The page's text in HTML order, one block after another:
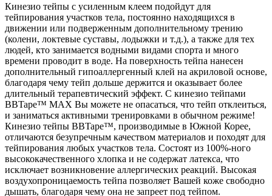
Кинезио тейпы с усиленным клеем подойдут для
тейпирования участков тела, постоянно находящихся в
движении или подверженным дополнительному трению
(колени, локтевые суставы, лодыжки и т.д.), а также для тех
людей, кто занимается водными видами спорта и много
времени проводит в воде. На поверхность тейпа нанесен
дополнительный гипоаллергенный клей на акриловой основе,
благодаря чему тейп дольше держится и оказывает более
длительный терапевтический эффект. С кинезио тейпами
BBTape™ MAX Вы можете не опасаться, что тейп отклеиться,
и заниматься активными тренировками в обычном режиме!
Кинезио тейпы BBTape™, производимые в Южной Корее,
отличаются безупречным качеством материалов и походят для
тейпирования любых участков тела. Состоят из 100%-ного
высококачественного хлопка и не содержат латекса, что
исключает возникновение аллергических реакций. Высокая
воздухопроницаемость тейпа позволяет Вашей коже свободно
дышать, благодаря чему она не запреет под тейпом.